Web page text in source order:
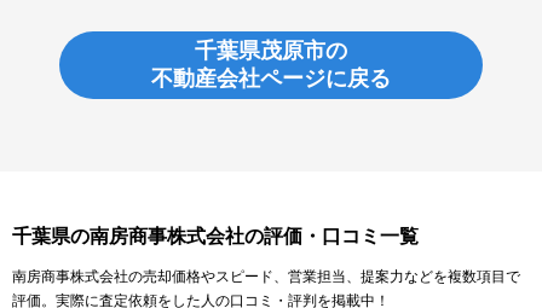
千葉県茂原市の
不動産会社ページに戻る
千葉県の南房商事株式会社の評価・口コミ一覧
南房商事株式会社の売却価格やスピード、営業担当、提案力などを複数項目で
評価。実際に査定依頼をした人の口コミ・評判を掲載中！